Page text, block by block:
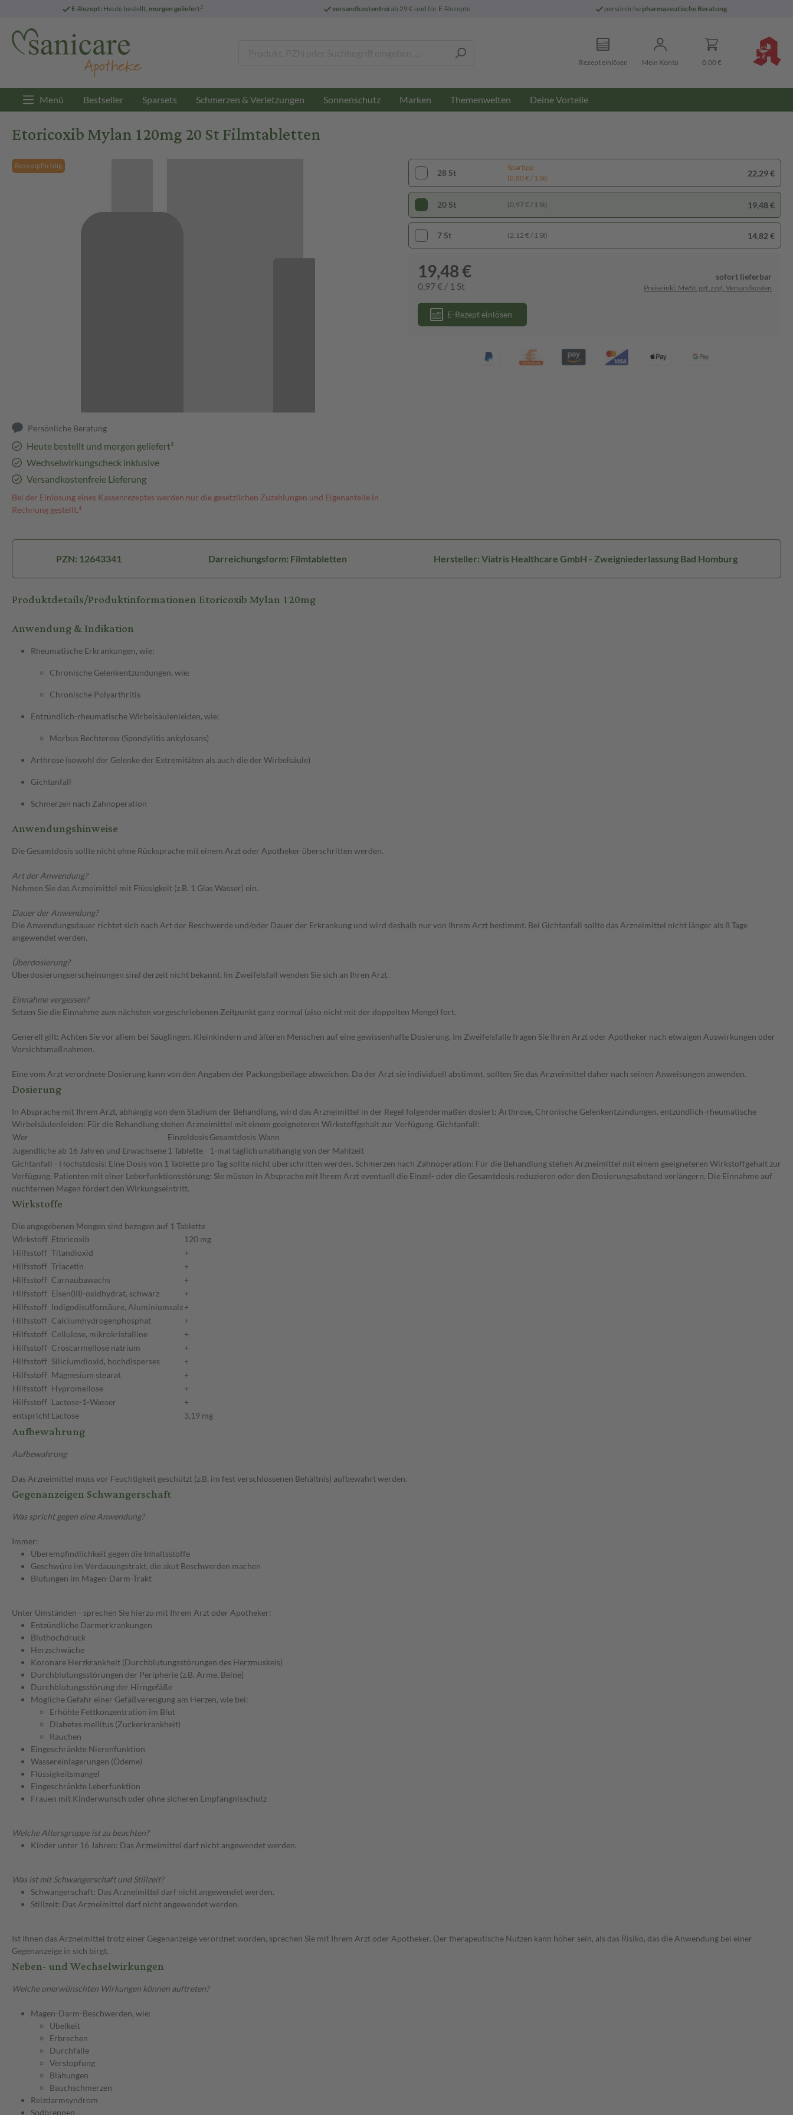
E-Rezept: Heute bestellt, morgen geliefert3 versandkostenfreiab 29 € und für E-Rezepte persönliche pharmazeutische Beratung
Rezept einlösen Mein Konto 0,00 €
Menü Bestseller Sparsets Schmerzen & Verletzungen Sonnenschutz Marken Themenwelten Deine Vorteile
Etoricoxib Mylan 120mg 20 St Filmtabletten
Rezeptpflichtig
Persönliche Beratung
Heute bestellt und morgen geliefert³
Wechselwirkungscheck inklusive
Versandkostenfreie Lieferung
Bei der Einlösung eines Kassenrezeptes werden nur die gesetzlichen Zuzahlungen und Eigenanteile in
Rechnung gestellt.⁴
28 St
Spartipp
(0,80 € / 1 St)
22,29 €
20 St (0,97 € / 1 St) 19,48 €
7 St (2,12 € / 1 St) 14,82 €
19,48 €
0,97 € / 1 St
sofort lieferbar
Preise inkl. MwSt. ggf. zzgl. Versandkosten
E-Rezept einlösen
PZN: 12643341 Darreichungsform: Filmtabletten Hersteller: Viatris Healthcare GmbH - Zweigniederlassung Bad Homburg
Produktdetails/Produktinformationen Etoricoxib Mylan 120mg
Anwendung & Indikation
Rheumatische Erkrankungen, wie:
Chronische Gelenkentzündungen, wie:
Chronische Polyarthritis
Entzündlich-rheumatische Wirbelsäulenleiden, wie:
Morbus Bechterew (Spondylitis ankylosans)
Arthrose (sowohl der Gelenke der Extremitäten als auch die der Wirbelsäule)
Gichtanfall
Schmerzen nach Zahnoperation
Anwendungshinweise
Die Gesamtdosis sollte nicht ohne Rücksprache mit einem Arzt oder Apotheker überschritten werden.
Art der Anwendung?
Nehmen Sie das Arzneimittel mit Flüssigkeit (z.B. 1 Glas Wasser) ein.
Dauer der Anwendung?
Die Anwendungsdauer richtet sich nach Art der Beschwerde und/oder Dauer der Erkrankung und wird deshalb nur von Ihrem Arzt bestimmt. Bei Gichtanfall sollte das Arzneimittel nicht länger als 8 Tage
angewendet werden.
Überdosierung?
Überdosierungserscheinungen sind derzeit nicht bekannt. Im Zweifelsfall wenden Sie sich an Ihren Arzt.
Einnahme vergessen?
Setzen Sie die Einnahme zum nächsten vorgeschriebenen Zeitpunkt ganz normal (also nicht mit der doppelten Menge) fort.
Generell gilt: Achten Sie vor allem bei Säuglingen, Kleinkindern und älteren Menschen auf eine gewissenhafte Dosierung. Im Zweifelsfalle fragen Sie Ihren Arzt oder Apotheker nach etwaigen Auswirkungen oder
Vorsichtsmaßnahmen.
Eine vom Arzt verordnete Dosierung kann von den Angaben der Packungsbeilage abweichen. Da der Arzt sie individuell abstimmt, sollten Sie das Arzneimittel daher nach seinen Anweisungen anwenden.
Dosierung
In Absprache mit Ihrem Arzt, abhängig von dem Stadium der Behandlung, wird das Arzneimittel in der Regel folgendermaßen dosiert: Arthrose, Chronische Gelenkentzündungen, entzündlich-rheumatische
Wirbelsäulenleiden: Für die Behandlung stehen Arzneimittel mit einem geeigneteren Wirkstoffgehalt zur Verfügung. Gichtanfall:
Wer
Einzeldosis Gesamtdosis Wann
Jugendliche ab 16 Jahren und Erwachsene 1 Tablette 1-mal täglich unabhängig von der Mahlzeit
Gichtanfall - Höchstdosis: Eine Dosis von 1 Tablette pro Tag sollte nicht überschritten werden. Schmerzen nach Zahnoperation: Für die Behandlung stehen Arzneimittel mit einem geeigneteren Wirkstoffgehalt zur
Verfügung. Patienten mit einer Leberfunktionsstörung: Sie müssen in Absprache mit Ihrem Arzt eventuell die Einzel- oder die Gesamtdosis reduzieren oder den Dosierungsabstand verlängern. Die Einnahme auf
nüchternen Magen fördert den Wirkungseintritt.
Wirkstoffe
Die angegebenen Mengen sind bezogen auf 1 Tablette
Wirkstoff Etoricoxib
120 mg
Hilfsstoff Titandioxid
+
Hilfsstoff Triacetin
+
Hilfsstoff Carnaubawachs
+
Hilfsstoff Eisen(III)-oxidhydrat, schwarz
+
Hilfsstoff Indigodisulfonsäure, Aluminiumsalz+
Hilfsstoff Calciumhydrogenphosphat
+
Hilfsstoff Cellulose, mikrokristalline
+
Hilfsstoff Croscarmellose natrium
+
Hilfsstoff Siliciumdioxid, hochdisperses
+
Hilfsstoff Magnesium stearat
+
Hilfsstoff Hypromellose
+
Hilfsstoff Lactose-1-Wasser
+
entsprichtLactose 3,19 mg
Aufbewahrung
Aufbewahrung
Das Arzneimittel muss vor Feuchtigkeit geschützt (z.B. im fest verschlossenen Behältnis) aufbewahrt werden.
Gegenanzeigen Schwangerschaft
Was spricht gegen eine Anwendung?
Immer:
Überempfindlichkeit gegen die Inhaltsstoffe
Geschwüre im Verdauungstrakt, die akut Beschwerden machen
Blutungen im Magen-Darm-Trakt
Unter Umständen - sprechen Sie hierzu mit Ihrem Arzt oder Apotheker:
Entzündliche Darmerkrankungen
Bluthochdruck
Herzschwäche
Koronare Herzkrankheit (Durchblutungsstörungen des Herzmuskels)
Durchblutungsstörungen der Peripherie (z.B. Arme, Beine)
Durchblutungsstörung der Hirngefäße
Mögliche Gefahr einer Gefäßverengung am Herzen, wie bei:
Erhöhte Fettkonzentration im Blut
Diabetes mellitus (Zuckerkrankheit)
Rauchen
Eingeschränkte Nierenfunktion
Wassereinlagerungen (Ödeme)
Flüssigkeitsmangel
Eingeschränkte Leberfunktion
Frauen mit Kinderwunsch oder ohne sicheren Empfängnisschutz
Welche Altersgruppe ist zu beachten?
Kinder unter 16 Jahren: Das Arzneimittel darf nicht angewendet werden.
Was ist mit Schwangerschaft und Stillzeit?
Schwangerschaft: Das Arzneimittel darf nicht angewendet werden.
Stillzeit: Das Arzneimittel darf nicht angewendet werden.
Ist Ihnen das Arzneimittel trotz einer Gegenanzeige verordnet worden, sprechen Sie mit Ihrem Arzt oder Apotheker. Der therapeutische Nutzen kann höher sein, als das Risiko, das die Anwendung bei einer
Gegenanzeige in sich birgt.
Neben- und Wechselwirkungen
Welche unerwünschten Wirkungen können auftreten?
Magen-Darm-Beschwerden, wie:
Übelkeit
Erbrechen
Durchfälle
Verstopfung
Blähungen
Bauchschmerzen
Reizdarmsyndrom
Sodbrennen